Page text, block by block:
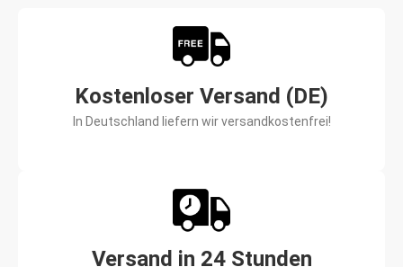
Kostenloser Versand (DE)
In Deutschland liefern wir versandkostenfrei!
Versand in 24 Stunden